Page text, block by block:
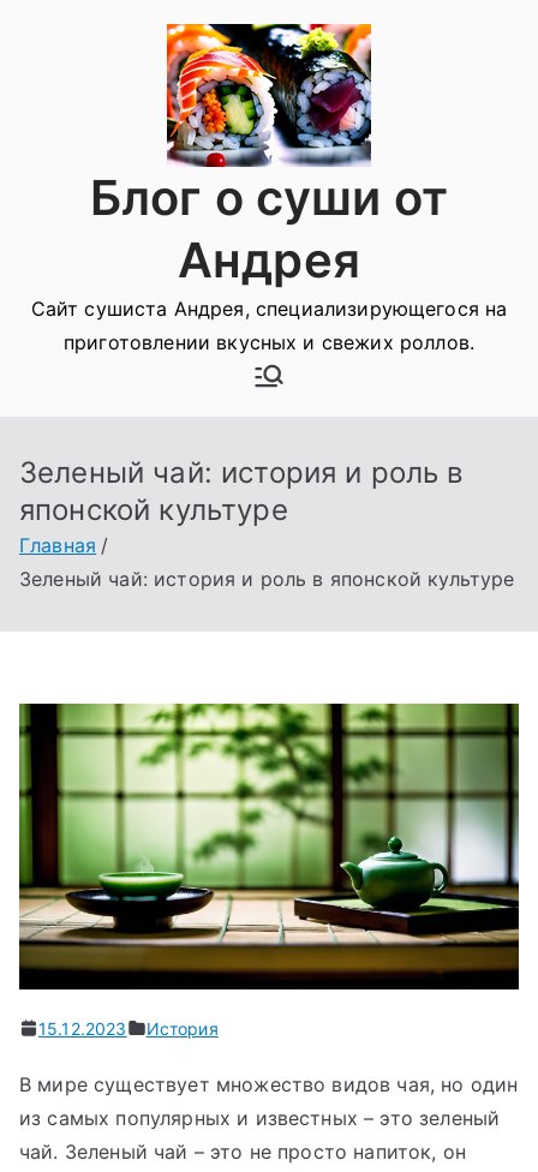
Блог о суши от
Андрея
Сайт сушиста Андрея, специализирующегося на
приготовлении вкусных и свежих роллов.
Зеленый чай: история и роль в
японской культуре
Главная
Зеленый чай: история и роль в японской культуре
15.12.2023 История
В мире существует множество видов чая, но один
из самых популярных и известных – это зеленый
чай. Зеленый чай – это не просто напиток, он